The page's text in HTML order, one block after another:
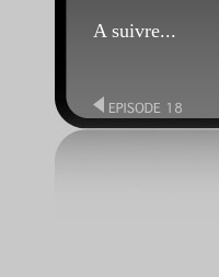
A suivre...